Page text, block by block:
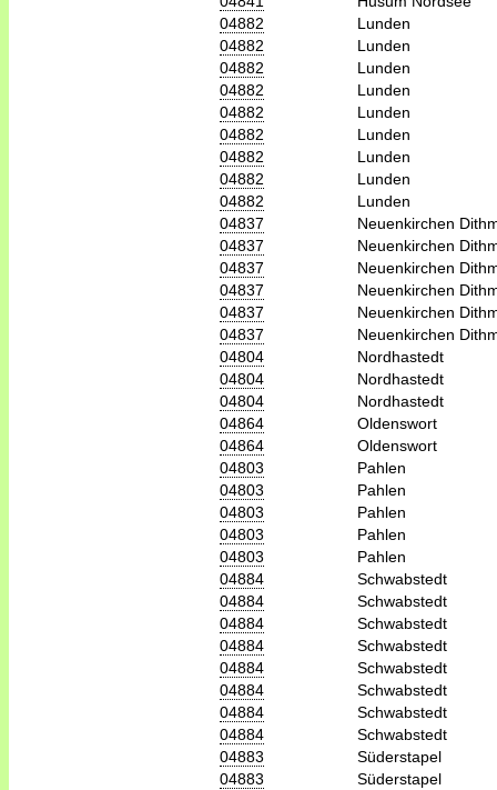
04882
Lunden
04882
Lunden
04882
Lunden
04882
Lunden
04882
Lunden
04882
Lunden
04882
Lunden
04882
Lunden
04882
Lunden
04837
Neuenkirchen
04837
Neuenkirchen
04837
Neuenkirchen
04837
Neuenkirchen
04837
Neuenkirchen
04837
Neuenkirchen
04804
Nordhastedt
04804
Nordhastedt
04804
Nordhastedt
04864
Oldenswort
04864
Oldenswort
04803
Pahlen
04803
Pahlen
04803
Pahlen
04803
Pahlen
04803
Pahlen
04884
Schwabstedt
04884
Schwabstedt
04884
Schwabstedt
04884
Schwabstedt
04884
Schwabstedt
04884
Schwabstedt
04884
Schwabstedt
04884
Schwabstedt
04883
Süderstapel
04883
Süderstapel